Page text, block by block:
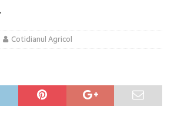
Cotidianul Agricol